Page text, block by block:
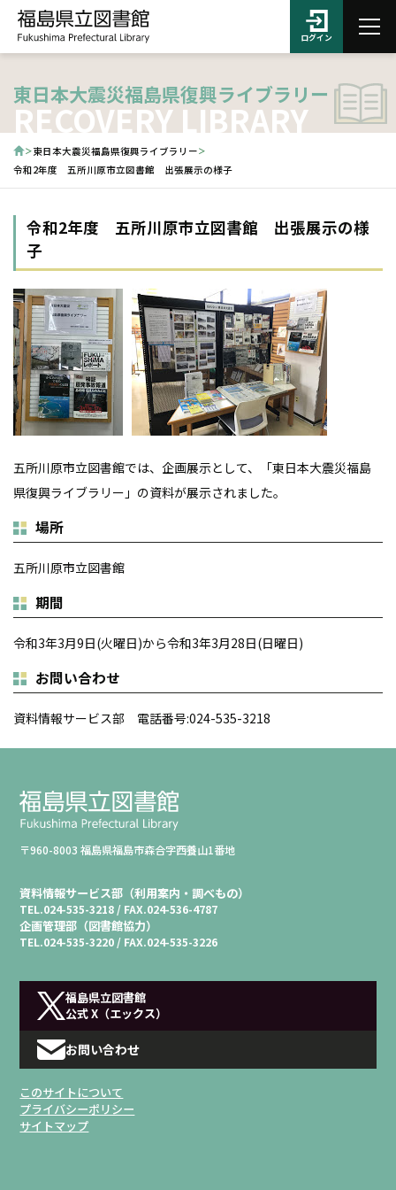
ログイン
東日本大震災福島県復興ライブラリー
RECOVERY LIBRARY
東日本大震災福島県復興ライブラリー
令和2年度 五所川原市立図書館 出張展示の様子
令和2年度 五所川原市立図書館 出張展示の様
子
五所川原市立図書館では、企画展示として、「東日本大震災福島
県復興ライブラリー」の資料が展示されました。
場所
五所川原市立図書館
期間
令和3年3月9日(火曜日)から令和3年3月28日(日曜日)
お問い合わせ
資料情報サービス部 電話番号:024-535-3218
〒960-8003 福島県福島市森合字西養山1番地
資料情報サービス部（利用案内・調べもの）
TEL.024-535-3218 / FAX.024-536-4787
企画管理部（図書館協力）
TEL.024-535-3220 / FAX.024-535-3226
福島県立図書館
公式 X（エックス）
お問い合わせ
このサイトについて
プライバシーポリシー
サイトマップ